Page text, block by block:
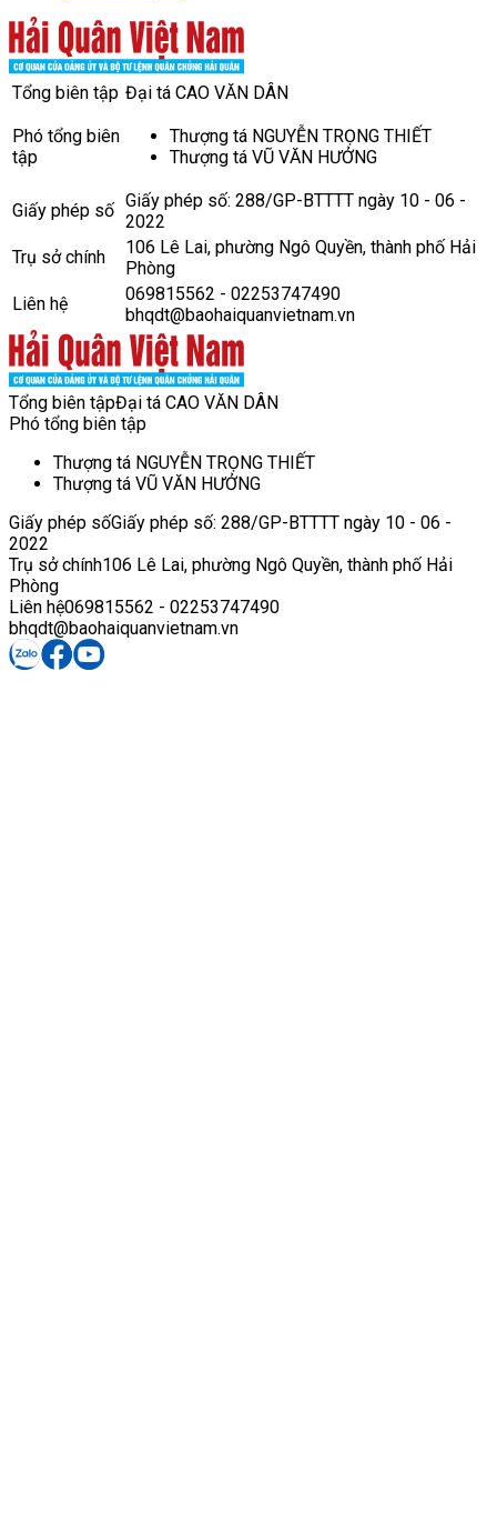
Tổng biên tập Đại tá CAO VĂN DÂN
Phó tổng biên
tập
Thượng tá NGUYỄN TRỌNG THIẾT
Thượng tá VŨ VĂN HƯỞNG
Giấy phép số Giấy phép số: 288/GP-BTTTT ngày 10 - 06 -
2022
Trụ sở chính
106 Lê Lai, phường Ngô Quyền, thành phố Hải
Phòng
Liên hệ
069815562 - 02253747490
bhqdt@baohaiquanvietnam.vn
Tổng biên tậpĐại tá CAO VĂN DÂN
Phó tổng biên tập
Thượng tá NGUYỄN TRỌNG THIẾT
Thượng tá VŨ VĂN HƯỞNG
Giấy phép sốGiấy phép số: 288/GP-BTTTT ngày 10 - 06 -
2022
Trụ sở chính106 Lê Lai, phường Ngô Quyền, thành phố Hải
Phòng
Liên hệ069815562 - 02253747490
bhqdt@baohaiquanvietnam.vn